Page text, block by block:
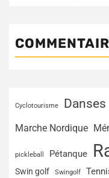
Cyclotourisme Danses
Marche Nordique
pickleball Pétanque
Swin golf Swingolf